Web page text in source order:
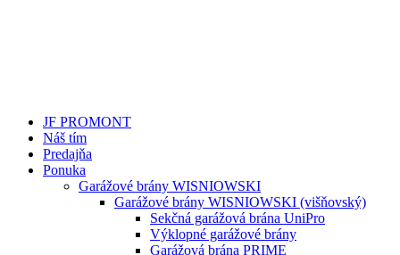
JF PROMONT
Náš tím
Predajňa
Ponuka
Garážové brány WISNIOWSKI
Garážové brány WISNIOWSKI (višňovský)
Sekčná garážová brána UniPro
Výklopné garážové brány
Garážová brána PRIME